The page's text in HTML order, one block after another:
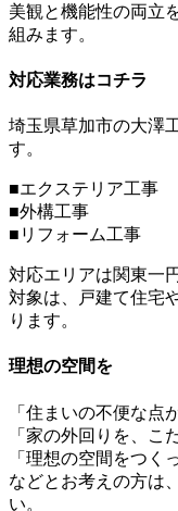
美観と機能性の両立
組みます。
対応業務はコチラ
埼玉県草加市の大澤
す。
■エクステリア工事
■外構工事
■リフォーム工事
対応エリアは関東一
対象は、戸建て住宅
ります。
理想の空間を
「住まいの不便な点
「家の外回りを、こ
「理想の空間をつく
などとお考えの方は
い。